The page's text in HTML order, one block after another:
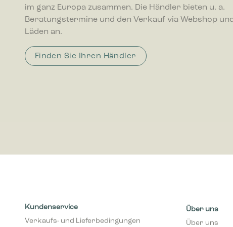
Statistik-
im ganz Europa zusammen. Die Händler bieten u. a.
Beratungstermine und den Verkauf via Webshop
Läden an.
Finden Sie Ihren Händler
Kundenservice
Verkaufs- und Lieferbedingungen
Über uns
Über uns